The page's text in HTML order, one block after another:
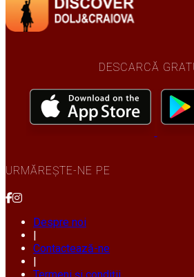
DESCARCĂ
URMĂREȘTE-NE PE
Despre noi
Contactează-ne